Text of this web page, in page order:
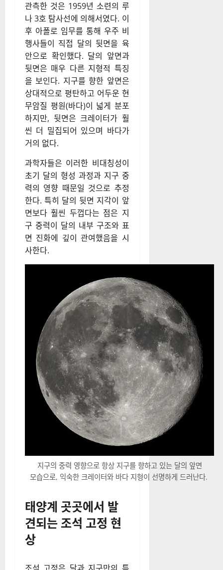
관측한 것은 1959년 소련의 루
나 3호 탐사선에 의해서였다. 이
후 아폴로 임무를 통해 우주 비
행사들이 직접 달의 뒷면을 육
안으로 확인했다. 달의 앞면과
뒷면은 매우 다른 지형적 특징
을 보인다. 지구를 향한 앞면은
상대적으로 평탄하고 어두운 현
무암질 평원(바다)이 넓게 분포
하지만, 뒷면은 크레이터가 훨
씬 더 밀집되어 있으며 바다가
거의 없다.
과학자들은 이러한 비대칭성이
초기 달의 형성 과정과 지구 중
력의 영향 때문일 것으로 추정
한다. 특히 달의 뒷면 지각이 앞
면보다 훨씬 두껍다는 점은 지
구 중력이 달의 내부 구조와 표
면 진화에 깊이 관여했음을 시
사한다.
지구의 중력 영향으로 항상 지구를 향하고 있는 달의 앞면
모습으로, 익숙한 크레이터와 바다 지형이 선명하게 드러난다.
태양계 곳곳에서 발
견되는 조석 고정 현
상